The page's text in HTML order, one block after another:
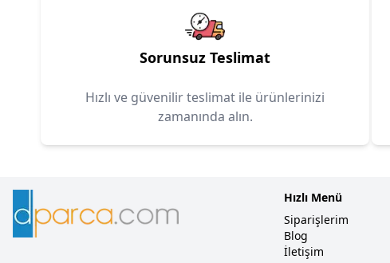
Sorunsuz Teslimat
Hızlı ve güvenilir teslimat ile ürünlerinizi
zamanında alın.
Hızlı Menü
Siparişlerim
Blog
İletişim